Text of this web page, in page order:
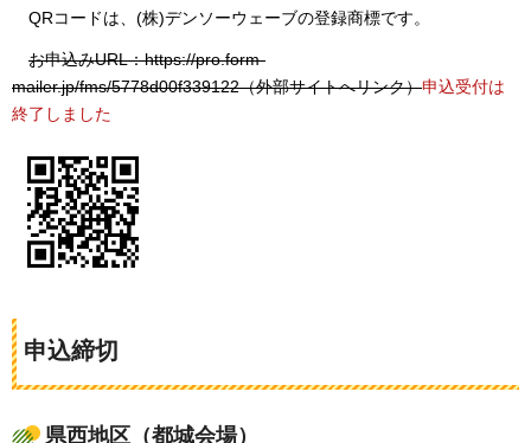
QRコードは、(株)デンソーウェーブの登録商標です。
お申込みURL：https://pro.form-
mailer.jp/fms/5778d00f339122（外部サイトへリンク）申込受付は
終了しました
申込締切
県西地区（都城会場）